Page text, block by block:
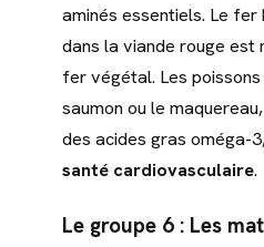
aminés essentiels. Le fer
dans la viande rouge est
fer végétal. Les
saumon ou le
des acides gras oméga-
santé cardiovasculaire.
Le groupe 6 : Les